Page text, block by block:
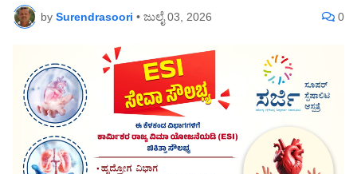
by Surendrasoori • ಜುಲೈ 03, 2026 0